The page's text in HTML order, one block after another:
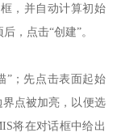
，并自动计算初始
，点击“创建”。
”；先点击表面起始
界点被加亮，以便选
将在对话框中给出